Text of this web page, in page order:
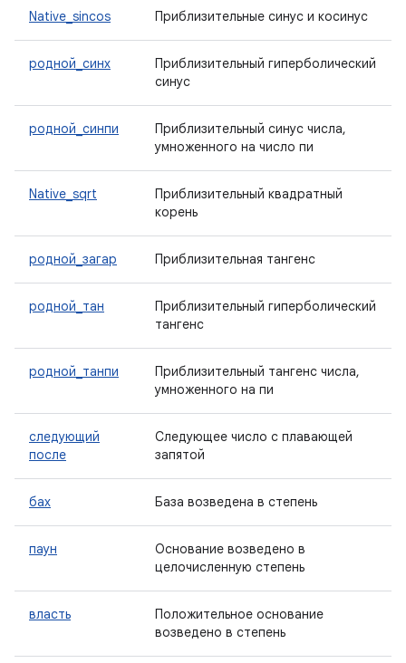
Native_sincos Приблизительные синус и косинус
родной_синх
Приблизительный гиперболический
синус
родной_синпи
Приблизительный синус числа,
умноженного на число пи
Native_sqrt
Приблизительный квадратный
корень
родной_загар Приблизительная тангенс
родной_тан
Приблизительный гиперболический
тангенс
родной_танпи
Приблизительный тангенс числа,
умноженного на пи
следующий
после
Следующее число с плавающей
запятой
бах База возведена в степень
паун
Основание возведено в
целочисленную степень
власть
Положительное основание
возведено в степень